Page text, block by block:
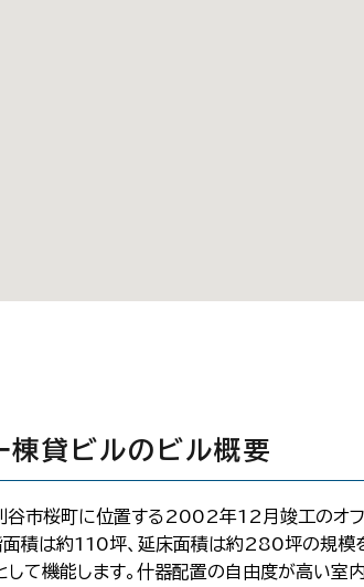
棟貸ビルのビル概要
谷市桜町に位置する2002年12月竣工のオフ
積は約110坪、延床面積は約280坪の規模
して機能します。什器配置の自由度が高い室